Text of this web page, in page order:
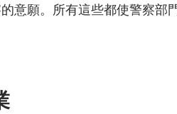
意願。所有這些都使警察部